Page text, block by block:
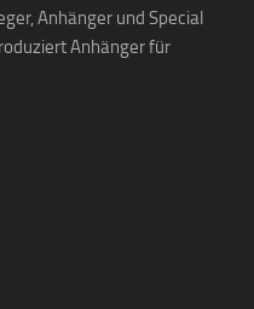
Anhänger und Special
Anhänger für